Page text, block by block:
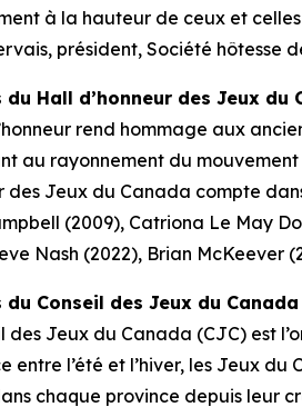
à la hauteur de ceux et
président, Société hôtesse
Hall d’honneur des Jeux du
rend hommage aux
au rayonnement du
des Jeux du Canada compte
(2009), Catriona Le May
Nash (2022), Brian McKeever
du Conseil des Jeux du Canada
des Jeux du Canada (CJC) est
entre l’été et l’hiver, les Jeux
chaque province depuis leur